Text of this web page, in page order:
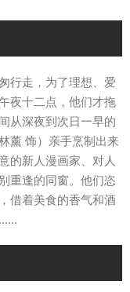
行走，为了理想、爱
夜十二点，他们才拖
从深夜到次日一早的
薰 饰）亲手烹制出来
的新人漫画家、对人
重逢的同窗。他们恣
借着美食的香气和酒
……